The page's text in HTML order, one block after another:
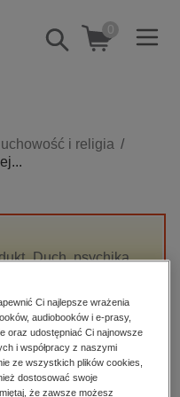
Pokaż/schowaj
wyszukiwarkę
0
informatyka
i religia
„Duch, psychika,
Ci najlepsze wrażenia
audiobooków i e-prasy,
oraz udostępniać Ci najnowsze
i współpracy z naszymi
ze wszystkich plików cookies,
dostosować swoje
że zawsze możesz